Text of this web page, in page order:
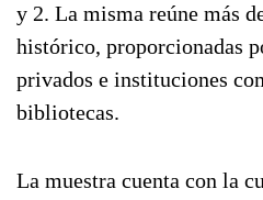
y 2. La misma reúne más
histórico, proporcionadas
privados e instituciones
bibliotecas.
La muestra cuenta con la